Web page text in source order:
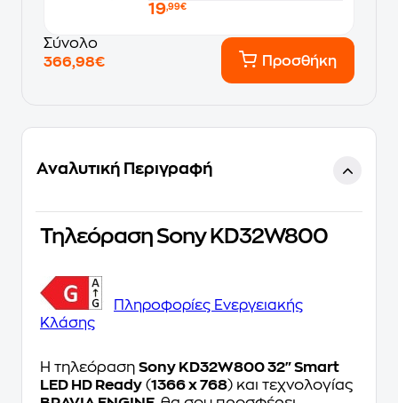
19,99€
Σύνολο
366,98€
Προσθήκη
Αναλυτική Περιγραφή
Τηλεόραση Sony KD32W800
Πληροφορίες Ενεργειακής
Κλάσης
Η τηλεόραση Sony KD32W800 32" Smart
LED HD Ready (1366 x 768) και τεχνολογίας